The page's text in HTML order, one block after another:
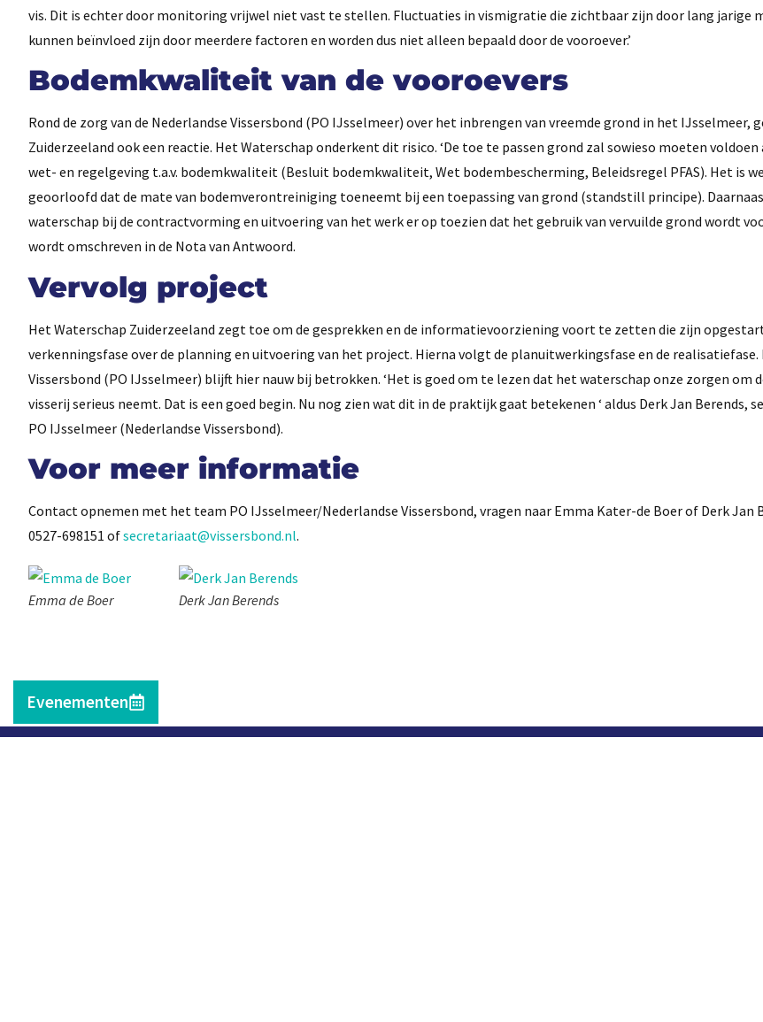
vis. Dit is echter door monitoring vrijwel niet vast te stellen. Fluctuaties in vismigratie die zichtbaar zijn door lang jarige
kunnen beïnvloed zijn door meerdere factoren en worden dus niet alleen bepaald door de vooroever.’
Bodemkwaliteit van de vooroevers
Rond de zorg van de Nederlandse Vissersbond (PO IJsselmeer) over het inbrengen van vreemde grond in het IJsselmeer,
Zuiderzeeland ook een reactie. Het Waterschap onderkent dit risico. ‘De toe te passen grond zal sowieso moeten voldoen
wet- en regelgeving t.a.v. bodemkwaliteit (Besluit bodemkwaliteit, Wet bodembescherming, Beleidsregel PFAS). Het is
geoorloofd dat de mate van bodemverontreiniging toeneemt bij een toepassing van grond (standstill principe).
waterschap bij de contractvorming en uitvoering van het werk er op toezien dat het gebruik van vervuilde grond wordt
wordt omschreven in de Nota van Antwoord.
Vervolg project
Het Waterschap Zuiderzeeland zegt toe om de gesprekken en de informatievoorziening voort te zetten die zijn
verkenningsfase over de planning en uitvoering van het project. Hierna volgt de planuitwerkingsfase en de realisatiefase.
Vissersbond (PO IJsselmeer) blijft hier nauw bij betrokken. ‘Het is goed om te lezen dat het waterschap onze zorgen om
visserij serieus neemt. Dat is een goed begin. Nu nog zien wat dit in de praktijk gaat betekenen ‘ aldus Derk Jan Berends,
PO IJsselmeer (Nederlandse Vissersbond).
Voor meer informatie
Contact opnemen met het team PO IJsselmeer/Nederlandse Vissersbond, vragen naar Emma Kater-de Boer of Derk Jan
0527-698151 ofsecretariaat@vissersbond.nl.
Emma de Boer Derk Jan Berends
Evenementen